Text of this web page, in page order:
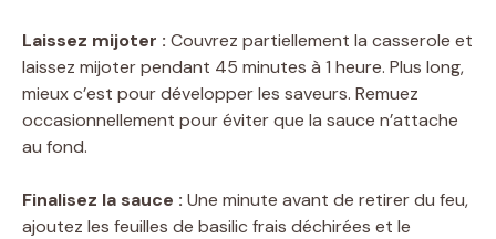
Laissez mijoter : Couvrez partiellement la casserole et
laissez mijoter pendant 45 minutes à 1 heure. Plus long,
mieux c’est pour développer les saveurs. Remuez
occasionnellement pour éviter que la sauce n’attache
au fond.
Finalisez la sauce : Une minute avant de retirer du feu,
ajoutez les feuilles de basilic frais déchirées et le